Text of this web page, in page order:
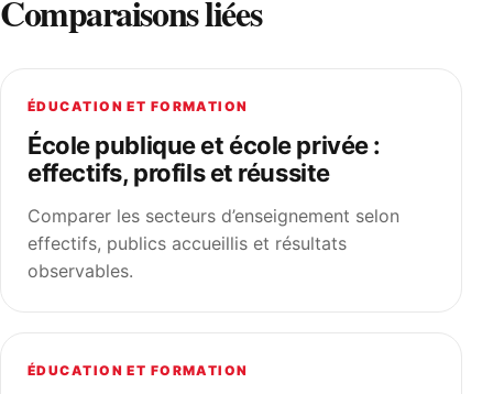
Comparaisons liées
ÉDUCATION ET FORMATION
École publique et école privée :
effectifs, profils et réussite
Comparer les secteurs d’enseignement selon
effectifs, publics accueillis et résultats
observables.
ÉDUCATION ET FORMATION